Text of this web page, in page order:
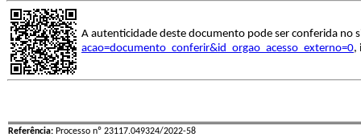
A autenticidade deste documento pode ser conferida no
acao=documento_conferir&id_orgao_acesso_externo=0,
Referência: Processo nº 23117.049324/2022-58